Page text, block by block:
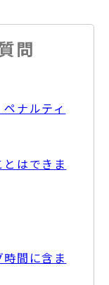
問
ナルティ
はできま
間に含ま